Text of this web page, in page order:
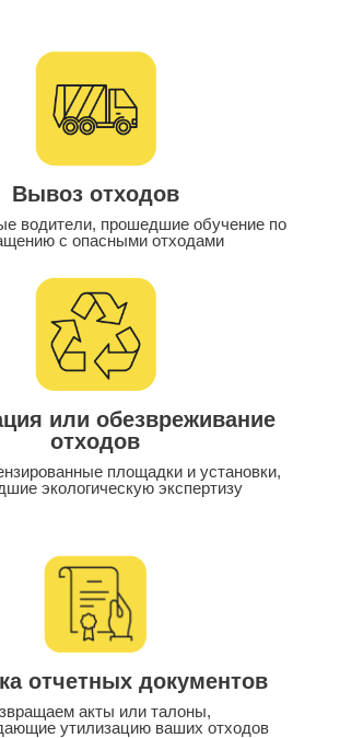
Вывоз отходов
водители, прошедшие обучение по
с опасными отходами
или обезвреживание
отходов
площадки и установки,
экологическую экспертизу
отчетных документов
акты или талоны,
утилизацию ваших отходов